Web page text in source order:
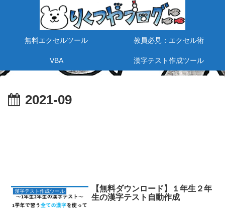
無料エクセルツール 教員必見：エクセル術
VBA 漢字テスト作成ツール
2021-09
漢字テスト作成ツール
【無料ダウンロード】１年生２年
生の漢字テスト自動作成